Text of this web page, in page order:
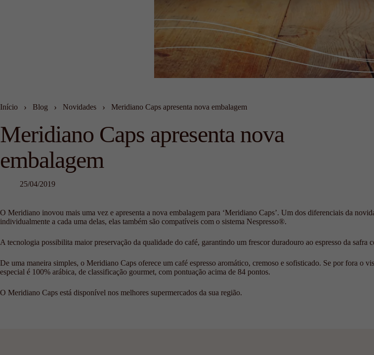
Início › Blog › Novidades › Meridiano Caps apresenta nova embalagem
Meridiano Caps apresenta nova
embalagem
25/04/2019
O Meridiano inovou mais uma vez e apresenta a nova embalagem para ‘Meridiano Caps’. Um dos diferenciais da
individualmente a cada uma delas, elas também são compatíveis com o sistema Nespresso®.
A tecnologia possibilita maior preservação da qualidade do café, garantindo um frescor duradouro ao espresso da safra
De uma maneira simples, o Meridiano Caps oferece um café espresso aromático, cremoso e sofisticado. Se por fora o
especial é 100% arábica, de classificação gourmet, com pontuação acima de 84 pontos.
O Meridiano Caps está disponível nos melhores supermercados da sua região.